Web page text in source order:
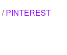
/PINTEREST